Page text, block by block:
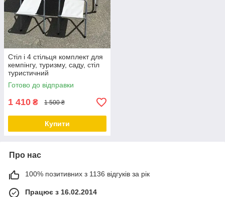
Стіл і 4 стільця комплект для
кемпінгу, туризму, саду, стіл
туристичний
Готово до відправки
1 410 ₴ 1 500 ₴
Купити
Про нас
100% позитивних з 1136 відгуків за рік
Працює з 16.02.2014